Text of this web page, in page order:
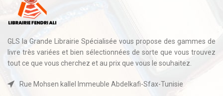
GLS la Grande Librairie Spécialisée vous propose des gammes de
livre très variées et bien sélectionnées de sorte que vous trouvez
tout ce que vous cherchez et au prix que vous le souhaitez.
Rue Mohsen kallel Immeuble Abdelkafi-Sfax-Tunisie